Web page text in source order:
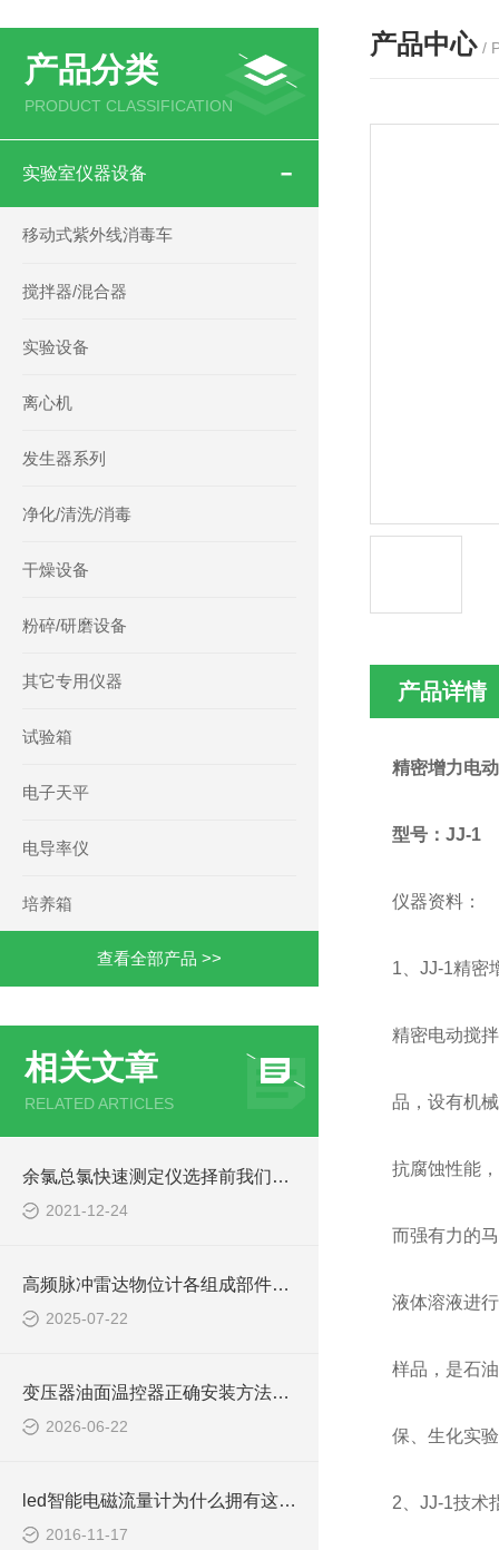
产品分类
PRODUCT CLASSIFICATION
实验室仪器设备
移动式紫外线消毒车
搅拌器/混合器
实验设备
离心机
发生器系列
净化/清洗/消毒
干燥设备
粉碎/研磨设备
其它专用仪器
试验箱
电子天平
电导率仪
培养箱
查看全部产品 >>
相关文章
RELATED ARTICLES
余氯总氯快速测定仪选择前我们要了解些什么
2021-12-24
高频脉冲雷达物位计各组成部件的功能特点介绍
2025-07-22
变压器油面温控器正确安装方法及关键要点专业分享
2026-06-22
led智能电磁流量计为什么拥有这么好的稳定性
2016-11-17
产品中心 /
产品详情
精密增力电
型号：JJ-1
仪器资料：
1、JJ-1精密
精密电动搅
品，设有机
抗腐蚀性能
而强有力的
液体溶液进
样品，是石
保、生化实
2、JJ-1技术